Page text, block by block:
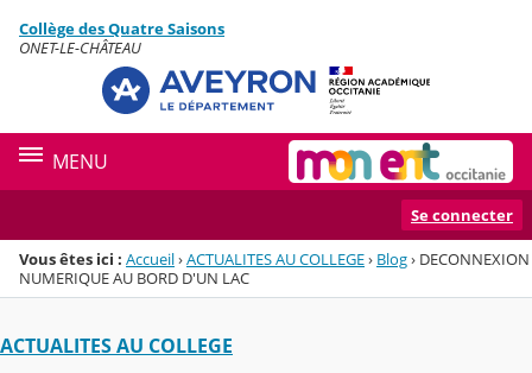
Menu de la rubrique
Contenu
Collège des Quatre Saisons
ONET-LE-CHÂTEAU
MENU
Se connecter
Vous êtes ici : Accueil›ACTUALITES AU COLLEGE› Blog› DECONNEXION
NUMERIQUE AU BORD D'UN LAC
ACTUALITES AU COLLEGE